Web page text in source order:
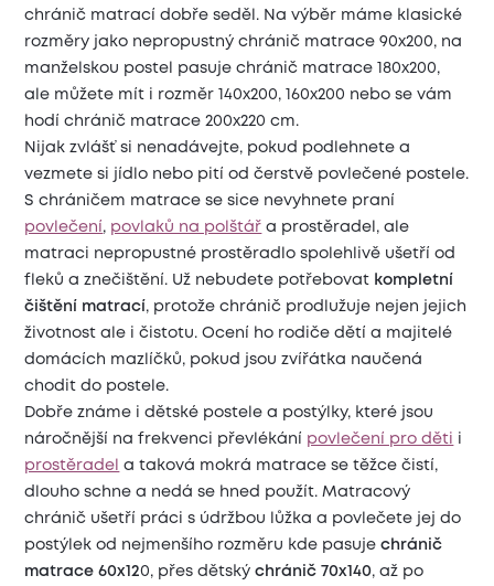
chránič matrací dobře seděl. Na výběr máme klasické
rozměry jako nepropustný chránič matrace 90x200, na
manželskou postel pasuje chránič matrace 180x200,
ale můžete mít i rozměr 140x200, 160x200 nebo se vám
hodí chránič matrace 200x220 cm.
Nijak zvlášť si nenadávejte, pokud podlehnete a
vezmete si jídlo nebo pití od čerstvě povlečené postele.
S chráničem matrace se sice nevyhnete praní
povlečení , povlaků na polštář a prostěradel, ale
matraci nepropustné prostěradlo spolehlivě ušetří od
fleků a znečištění. Už nebudete potřebovat kompletní
čištění matrací , protože chránič prodlužuje nejen jejich
životnost ale i čistotu. Ocení ho rodiče dětí a majitelé
domácích mazlíčků, pokud jsou zvířátka naučená
chodit do postele.
Dobře známe i dětské postele a postýlky, které jsou
náročnější na frekvenci převlékání
povlečení pro děti
prostěradel
a taková mokrá matrace se těžce čistí,
dlouho schne a nedá se hned použít. Matracový
chránič ušetří práci s údržbou lůžka a povlečete jej do
postýlek od nejmenšího rozměru kde pasujechránič
matrace 60x120, přes dětskýchránič 70x140, až po